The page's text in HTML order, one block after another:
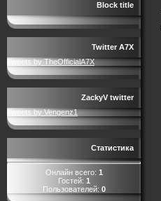
Block title
Twitter A7X
Tweets by TheOfficialA7X
ZackyV twitter
Tweets by Vengenz1
Статистика
Онлайн всего: 1
Гостей: 1
Пользователей: 0